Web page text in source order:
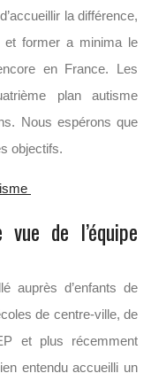
la différence,
et former a minima le
en France. Les
plan autisme
Nous espérons que
objectifs.
de l’équipe
auprès d’enfants de
de centre-ville, de
et plus récemment
entendu accueilli un